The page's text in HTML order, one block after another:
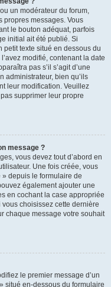
un modérateur du forum,
propres messages. Vous
le bouton adéquat, parfois
initial ait été publié. Si
petit texte situé en dessous du
modifié, contenant la date
pas s’il s’agit d’une
administrateur, bien qu’ils
leur modification. Veuillez
supprimer leur propre
message ?
vous devez tout d’abord en
Une fois créée, vous
depuis le formulaire de
également ajouter une
en cochant la case appropriée
choisissez cette dernière
chaque message votre souhait
le premier message d’un
situé en-dessous du formulaire